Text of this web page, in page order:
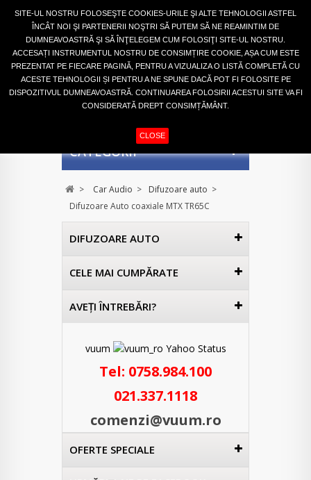
Autentifică-te
COŞ (GOL)
CATEGORII
> Car Audio > Difuzoare auto >
Difuzoare Auto coaxiale MTX TR65C
DIFUZOARE AUTO
CELE MAI CUMPĂRATE
AVEŢI ÎNTREBĂRI?
vuum
Tel: 0758.984.100
021.337.1118
comenzi@vuum.ro
OFERTE SPECIALE
SITE-UL NOSTRU FOLOSEŞTE COOKIES-URILE ŞI ALTE TEHNOLOGII ASTFEL
ÎNCÂT NOI ŞI PARTENERII NOŞTRI SĂ PUTEM SĂ NE REAMINTIM DE
DUMNEAVOASTRĂ ŞI SĂ ÎNŢELEGEM CUM FOLOSIŢI SITE-UL NOSTRU.
ACCESAȚI INSTRUMENTUL NOSTRU DE CONSIMȚIRE COOKIE, AȘA CUM ESTE
PREZENTAT PE FIECARE PAGINĂ, PENTRU A VIZUALIZA O LISTĂ COMPLETĂ CU
ACESTE TEHNOLOGII ȘI PENTRU A NE SPUNE DACĂ POT FI FOLOSITE PE
DISPOZITIVUL DUMNEAVOASTRĂ. CONTINUAREA FOLOSIRII ACESTUI SITE VA FI
CONSIDERATĂ DREPT CONSIMȚĂMÂNT.
CLOSE